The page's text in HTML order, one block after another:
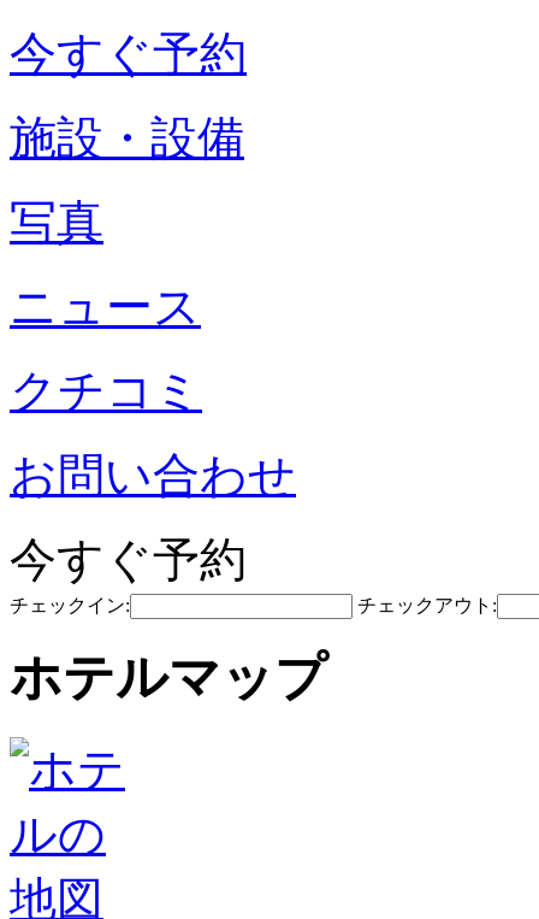
今すぐ予約
施設・設備
写真
ニュース
クチコミ
お問い合わせ
今すぐ予約
チェックイン: チェックアウト:
ホテルマップ